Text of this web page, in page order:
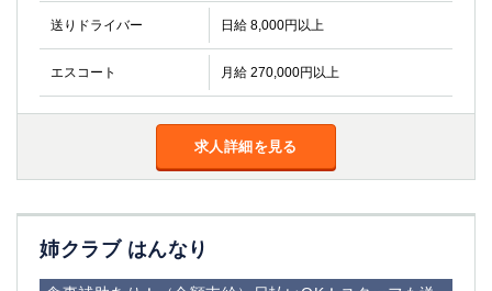
送りドライバー 日給 8,000円以上
エスコート 月給 270,000円以上
求人詳細を見る
姉クラブ はんなり